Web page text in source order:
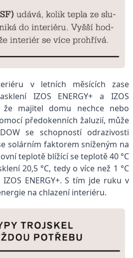
v letních měsících zase
IZOS ENERGY+ a IZOS
že majitel domu nechce nebo
předokenních žaluzií, může
se schopností odrazivosti
solárním faktorem sníženým na
teplotě blížící se teplotě 40 °C
20,5 °C, tedy o více než 1 °C
ENERGY+. S tím jde ruku v
na chlazení interiéru.